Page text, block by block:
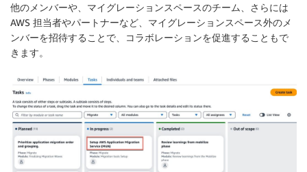
他のメンバーや、マイグレーションスペースのチーム、さらには
AWS 担当者やパートナーなど、マイグレーションスペース外のメ
ンバーを招待することで、コラボレーションを促進することもで
きます。